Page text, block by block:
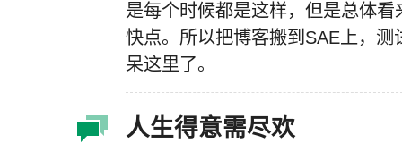
是每个时候都是这样，但是总体
快点。所以把博客搬到SAE上，
呆这里了。
人生得意需尽欢